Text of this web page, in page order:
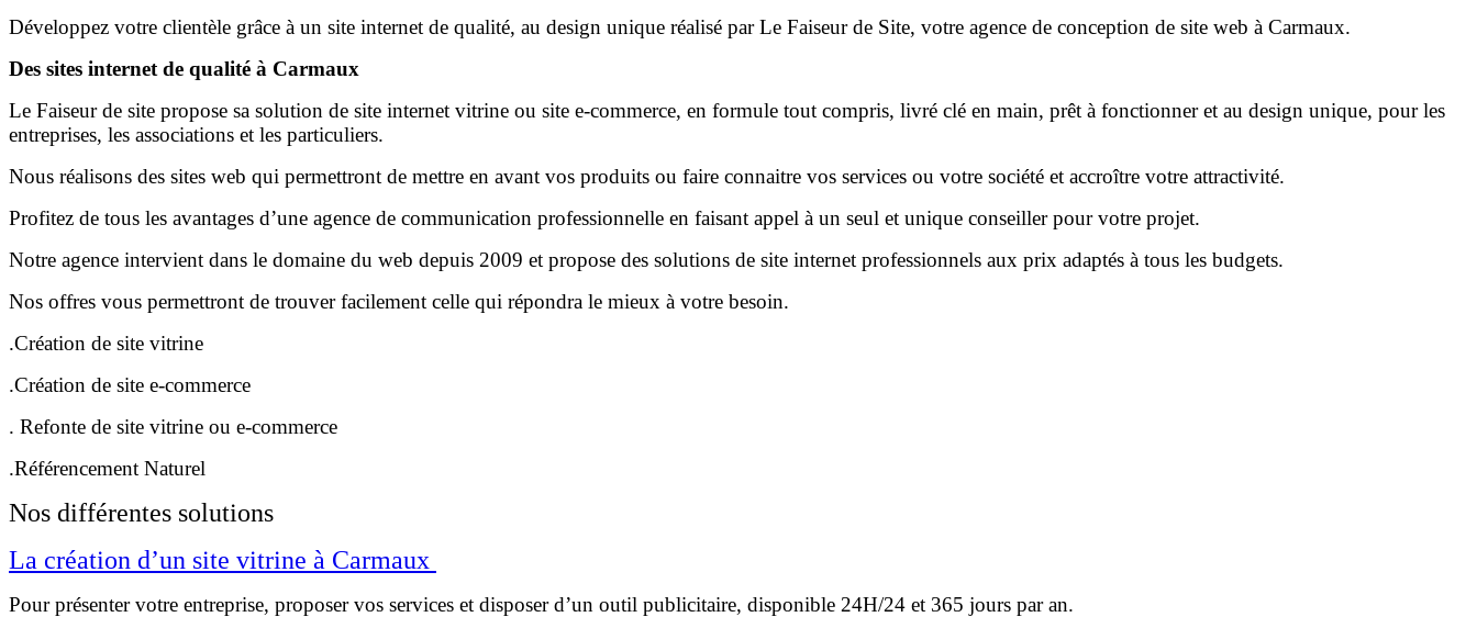
Développez votre clientèle grâce à un site internet de qualité, au design unique réalisé par Le Faiseur de Site, votre agence de conception de site web à Carmaux.
Des sites internet de qualité à Carmaux
Le Faiseur de site propose sa solution de site internet vitrine ou site e-commerce, en formule tout compris, livré clé en main, prêt à fonctionner et au design unique, pour les
entreprises, les associations et les particuliers.
Nous réalisons des sites web qui permettront de mettre en avant vos produits ou faire connaitre vos services ou votre société et accroître votre attractivité.
Profitez de tous les avantages d’une agence de communication professionnelle en faisant appel à un seul et unique conseiller pour votre projet.
Notre agence intervient dans le domaine du web depuis 2009 et propose des solutions de site internet professionnels aux prix adaptés à tous les budgets.
Nos offres vous permettront de trouver facilement celle qui répondra le mieux à votre besoin.
.Création de site vitrine
.Création de site e-commerce
. Refonte de site vitrine ou e-commerce
.Référencement Naturel
Nos différentes solutions
La création d’un site vitrine à Carmaux
Pour présenter votre entreprise, proposer vos services et disposer d’un outil publicitaire, disponible 24H/24 et 365 jours par an.